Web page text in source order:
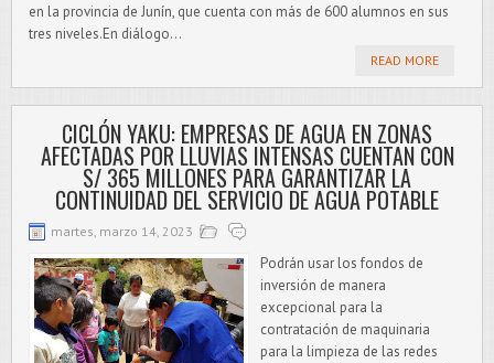
en la provincia de Junín, que cuenta con más de 600 alumnos en sus
tres niveles.En diálogo...
READ MORE
CICLÓN YAKU: EMPRESAS DE AGUA EN ZONAS
AFECTADAS POR LLUVIAS INTENSAS CUENTAN CON
S/ 365 MILLONES PARA GARANTIZAR LA
CONTINUIDAD DEL SERVICIO DE AGUA POTABLE
martes, marzo 14, 2023
Podrán usar los fondos de
inversión de manera
excepcional para la
contratación de maquinaria
para la limpieza de las redes